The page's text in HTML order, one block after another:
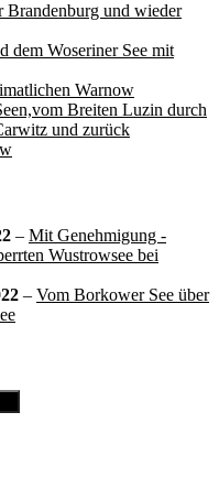
und wieder
dem Woseriner See mit
Warnow
Breiten Luzin durch
und zurück
– Mit Genehmigung -
Wustrowsee bei
– Vom Borkower See über